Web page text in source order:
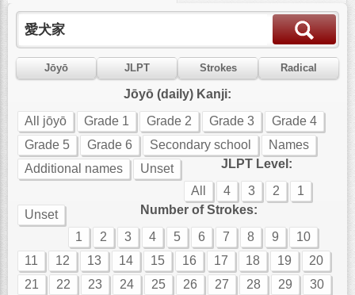
Jōyō JLPT Strokes Radical
Jōyō (daily) Kanji:
All jōyō
Grade 1 Grade 2 Grade 3
Grade 4
Grade 5
Grade 6 Secondary school
Names
Additional names
Unset
JLPT Level:
All
4 3 2
1
Unset
Number of Strokes:
1
2 3 4 5 6 7 8 9
10
11
12 13 14 15 16 17 18 19
20
21
22 23 24 25 26 27 28 29
30